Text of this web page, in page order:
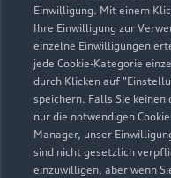
Einwilligung. Mit einem
Ihre Einwilligung zur
einzelne Einwilligungen
jede Cookie-Kategorie
durch Klicken auf
speichern. Falls Sie
nur die notwendigen
Manager, unser
sind nicht gesetzlich
einzuwilligen, aber wenn
Geöffnet bis
Teile- &
Geöffnet bis